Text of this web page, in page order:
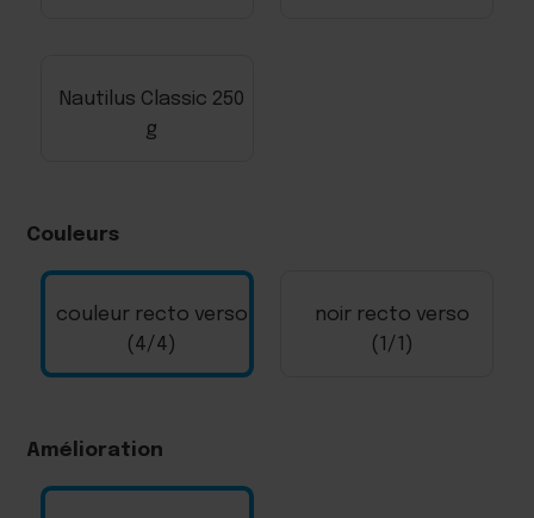
Nautilus Classic 250
g
Couleurs
couleur recto verso
(4/4)
noir recto verso
(1/1)
Amélioration